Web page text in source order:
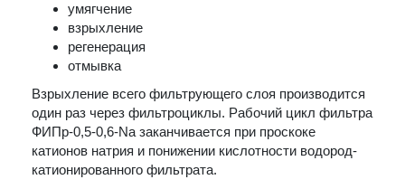
умягчение
взрыхление
регенерация
отмывка
Взрыхление всего фильтрующего слоя производится
один раз через фильтроциклы. Рабочий цикл фильтра
ФИПр-0,5-0,6-Na заканчивается при проскоке
катионов натрия и понижении кислотности водород-
катионированного фильтрата.